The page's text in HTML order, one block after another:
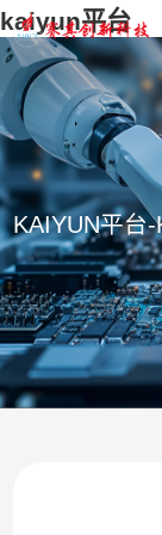
kaiyun平台
KAIYUN平台